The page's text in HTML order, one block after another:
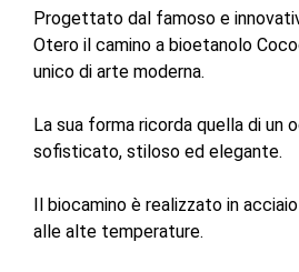
da
Progettato dal famoso e
Otero il camino a bioetanolo
unico di arte moderna.
La sua forma ricorda quella di un
sofisticato, stiloso ed elegante.
Il biocamino è realizzato in
alle alte temperature.